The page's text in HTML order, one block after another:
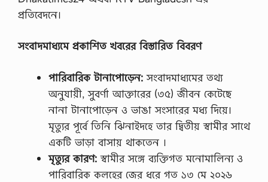
প্রতিবেদনে।
সংবাদমাধ্যমে প্রকাশিত খবরের বিস্তারিত বিবরণ
পারিবারিক টানাপোড়েন: সংবাদমাধ্যমের তথ্য
অনুযায়ী, সুবর্ণা আক্তারের (৩৫) জীবন কেটেছে
নানা টানাপোড়েন ও ভাঙা সংসারের মধ্য দিয়ে।
মৃত্যুর পূর্বে তিনি ঝিনাইদহে তার দ্বিতীয় স্বামীর সাথে
একটি ভাড়া বাসায় থাকতেন ।
মৃত্যুর কারণ: স্বামীর সঙ্গে ব্যক্তিগত মনোমালিন্য ও
পারিবারিক কলহের জের ধরে গত ১৩ মে ২০২৬